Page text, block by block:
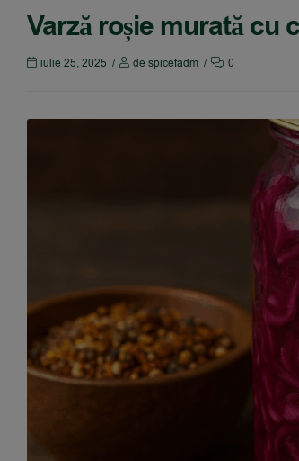
Varză roșie murată cu
iulie 25, 2025 de spicefadm 0